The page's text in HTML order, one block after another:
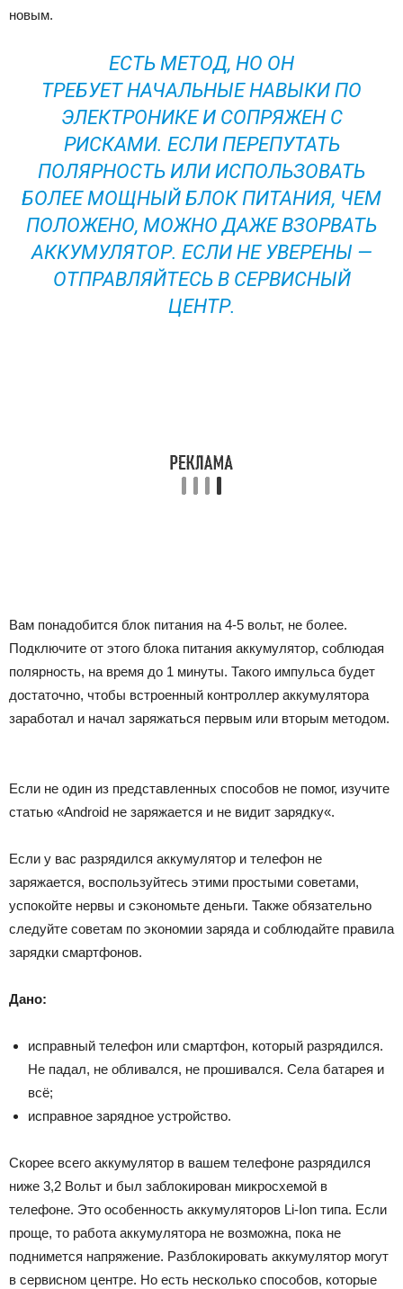
новым.
ЕСТЬ МЕТОД, НО ОН
ТРЕБУЕТ НАЧАЛЬНЫЕ НАВЫКИ ПО
ЭЛЕКТРОНИКЕ И СОПРЯЖЕН С
РИСКАМИ. ЕСЛИ ПЕРЕПУТАТЬ
ПОЛЯРНОСТЬ ИЛИ ИСПОЛЬЗОВАТЬ
БОЛЕЕ МОЩНЫЙ БЛОК ПИТАНИЯ, ЧЕМ
ПОЛОЖЕНО, МОЖНО ДАЖЕ ВЗОРВАТЬ
АККУМУЛЯТОР. ЕСЛИ НЕ УВЕРЕНЫ —
ОТПРАВЛЯЙТЕСЬ В СЕРВИСНЫЙ
ЦЕНТР.
Вам понадобится блок питания на 4-5 вольт, не более.
Подключите от этого блока питания аккумулятор, соблюдая
полярность, на время до 1 минуты. Такого импульса будет
достаточно, чтобы встроенный контроллер аккумулятора
заработал и начал заряжаться первым или вторым методом.
Если не один из представленных способов не помог, изучите
статью «Android не заряжается и не видит зарядку«.
Если у вас разрядился аккумулятор и телефон не
заряжается, воспользуйтесь этими простыми советами,
успокойте нервы и сэкономьте деньги. Также обязательно
следуйте советам по экономии заряда и соблюдайте правила
зарядки смартфонов.
Дано:
исправный телефон или смартфон, который разрядился.
Не падал, не обливался, не прошивался. Села батарея и
всё;
исправное зарядное устройство.
Скорее всего аккумулятор в вашем телефоне разрядился
ниже 3,2 Вольт и был заблокирован микросхемой в
телефоне. Это особенность аккумуляторов Li-Ion типа. Если
проще, то работа аккумулятора не возможна, пока не
поднимется напряжение. Разблокировать аккумулятор могут
в сервисном центре. Но есть несколько способов, которые